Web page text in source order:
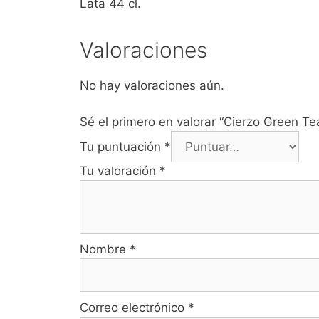
Lata 44 cl.
Valoraciones
No hay valoraciones aún.
Sé el primero en valorar “Cierzo Green
Tu puntuación *
Tu valoración *
Nombre *
Correo electrónico *